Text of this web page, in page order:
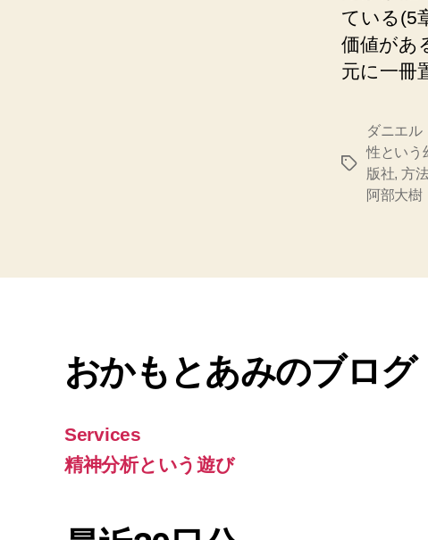
ている(5
価値があ
元に一冊
タ
ダニエル
性という
版社, 方
阿部大樹
おかもとあみのブログ
Services
精神分析という遊び